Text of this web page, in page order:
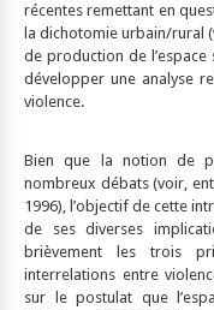
récentes remettant en
la dichotomie urbain/rural
de production de
développer une analyse
violence.
Bien que la notion de
nombreux débats (voir,
1996), l’objectif de cette
de ses diverses
brièvement les trois
interrelations entre
sur le postulat que